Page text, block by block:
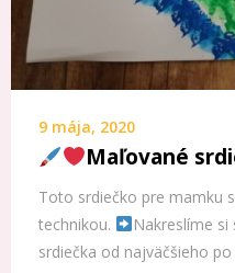
9 mája, 2020
Maľované
Toto srdiečko pre mamku
technikou.
Nakreslíme si
srdiečka od najväčšieho